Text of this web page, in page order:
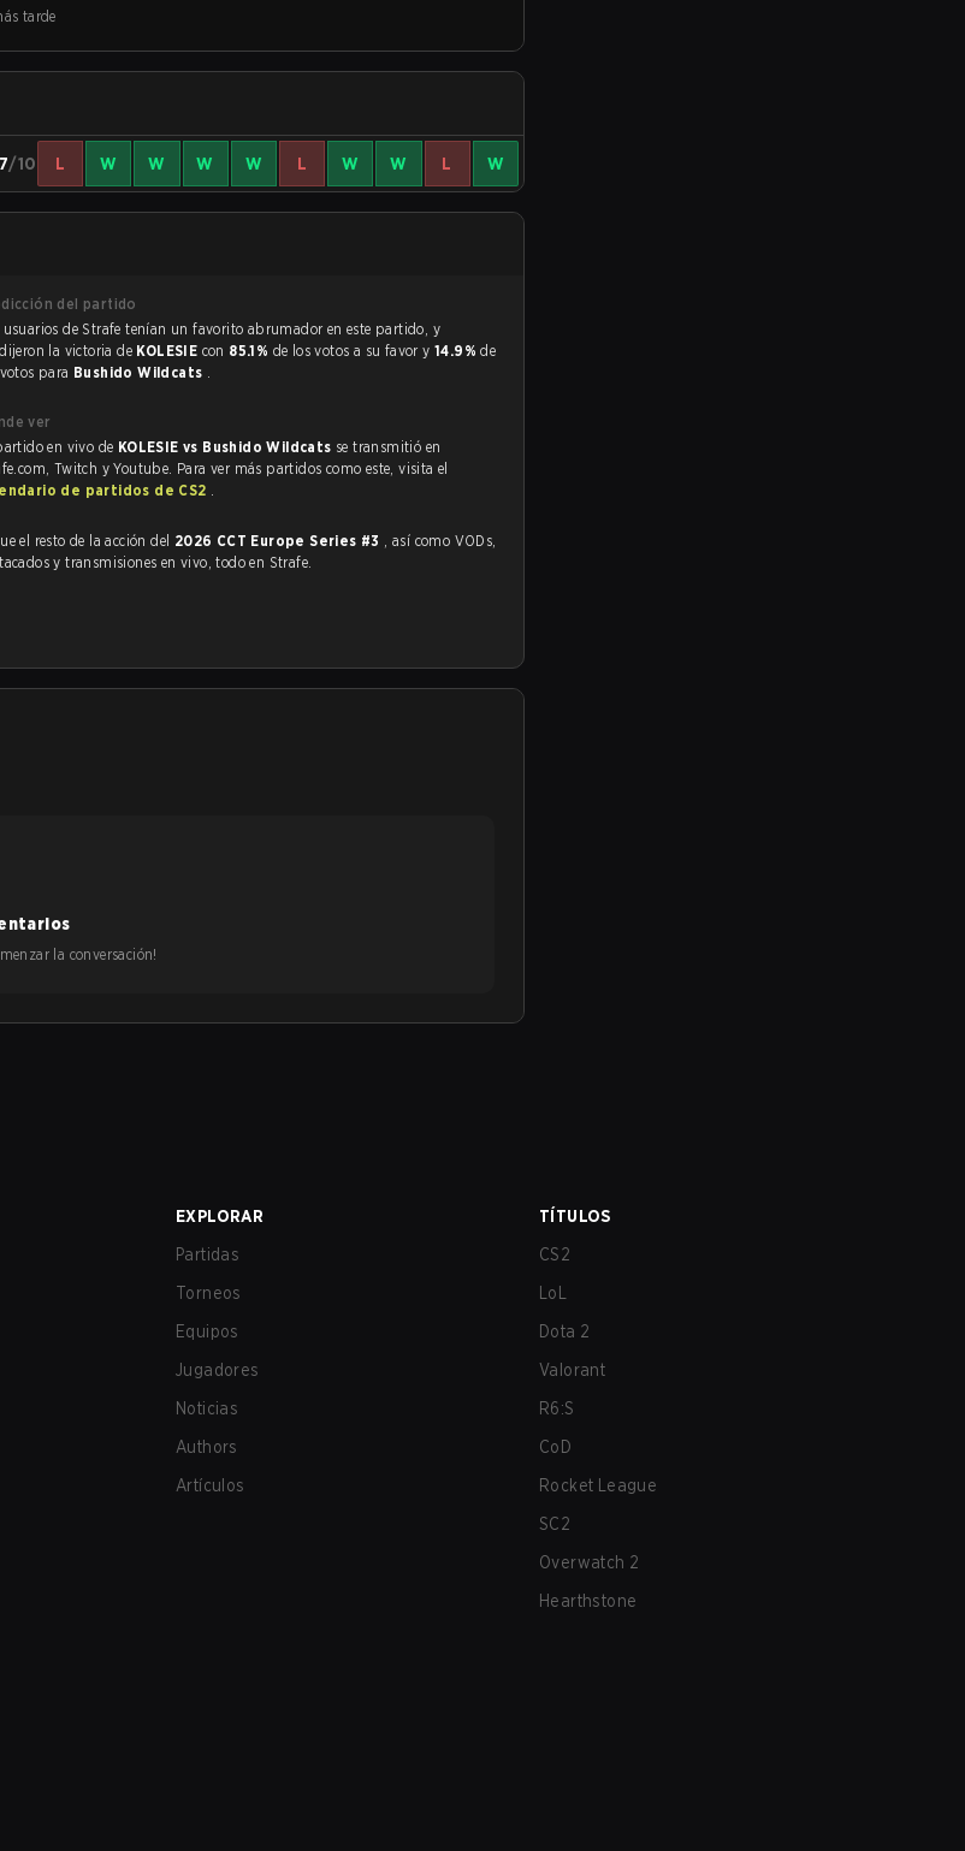
tarde
7/10 L W W W W L W W L W
del partido
de Strafe tenían un favorito abrumador en este partido, y
la victoria de KOLESIE con 85.1% de los votos a su favor y 14.9%de
para Bushido Wildcats .
ver
en vivo de KOLESIE vs Bushido Wildcats se transmitió en
Twitch y Youtube. Para ver más partidos como este, visita el
de partidos de CS2 .
el resto de la acción del 2026 CCT Europe Series #3 , así como VODs,
y transmisiones en vivo, todo en Strafe.
la conversación!
EXPLORAR
Partidas
Torneos
Equipos
Jugadores
Noticias
Authors
Artículos
TÍTULOS
CS2
LoL
Dota 2
Valorant
R6:S
CoD
Rocket League
SC2
Overwatch 2
Hearthstone